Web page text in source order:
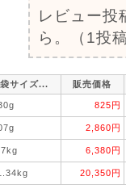
レビュー投
ら。（1投
袋サイズ... 販売価格
825円
2,860円
6,380円
20,350円